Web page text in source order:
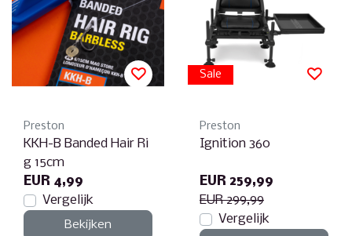
Preston
KKH-B Banded Hair Ri
g 15cm
EUR 4,99
Vergelijk
Bekijken
Sale
Preston
Ignition 360
EUR 259,99
EUR 299,99
Vergelijk